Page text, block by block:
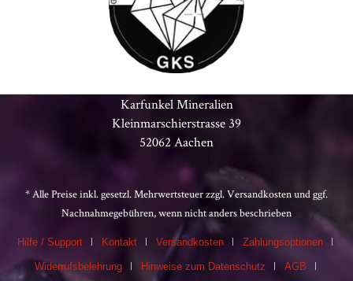
Karfunkel Mineralien
Kleinmarschierstrasse 39
52062 Aachen
* Alle Preise inkl. gesetzl. Mehrwertsteuer zzgl.Versandkostenund ggf.
Nachnahmegebühren, wenn nicht anders beschrieben
Hilfe / Support Kontakt Versandkosten Zahlungsoptionen
Widerrufsbelehrung Hinweise zum Datenschutz AGB